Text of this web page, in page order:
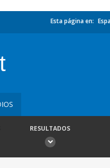
Esta página en:
RESULTADOS